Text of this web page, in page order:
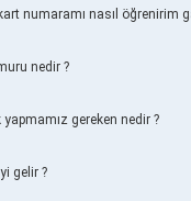
numaramı nasıl öğrenirim
nedir ?
gereken nedir ?
gelir ?